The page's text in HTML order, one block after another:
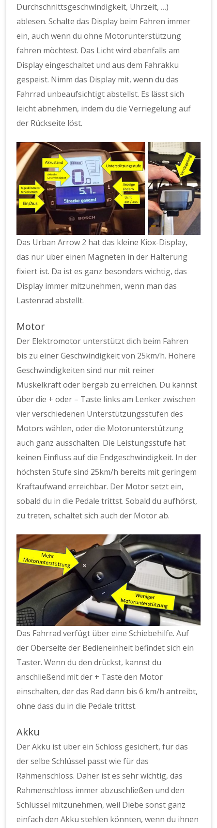
Durchschnittsgeschwindigkeit, Uhrzeit, …)
ablesen. Schalte das Display beim Fahren immer
ein, auch wenn du ohne Motorunterstützung
fahren möchtest. Das Licht wird ebenfalls am
Display eingeschaltet und aus dem Fahrakku
gespeist. Nimm das Display mit, wenn du das
Fahrrad unbeaufsichtigt abstellst. Es lässt sich
leicht abnehmen, indem du die Verriegelung auf
der Rückseite löst.
Das Urban Arrow 2 hat das kleine Kiox-Display,
das nur über einen Magneten in der Halterung
fixiert ist. Da ist es ganz besonders wichtig, das
Display immer mitzunehmen, wenn man das
Lastenrad abstellt.
Motor
Der Elektromotor unterstützt dich beim Fahren
bis zu einer Geschwindigkeit von 25km/h. Höhere
Geschwindigkeiten sind nur mit reiner
Muskelkraft oder bergab zu erreichen. Du kannst
über die + oder – Taste links am Lenker zwischen
vier verschiedenen Unterstützungsstufen des
Motors wählen, oder die Motorunterstützung
auch ganz ausschalten. Die Leistungsstufe hat
keinen Einfluss auf die Endgeschwindigkeit. In der
höchsten Stufe sind 25km/h bereits mit geringem
Kraftaufwand erreichbar. Der Motor setzt ein,
sobald du in die Pedale trittst. Sobald du aufhörst,
zu treten, schaltet sich auch der Motor ab.
Das Fahrrad verfügt über eine Schiebehilfe. Auf
der Oberseite der Bedieneinheit befindet sich ein
Taster. Wenn du den drückst, kannst du
anschließend mit der + Taste den Motor
einschalten, der das Rad dann bis 6 km/h antreibt,
ohne dass du in die Pedale trittst.
Akku
Der Akku ist über ein Schloss gesichert, für das
der selbe Schlüssel passt wie für das
Rahmenschloss. Daher ist es sehr wichtig, das
Rahmenschloss immer abzuschließen und den
Schlüssel mitzunehmen, weil Diebe sonst ganz
einfach den Akku stehlen könnten, wenn du ihnen